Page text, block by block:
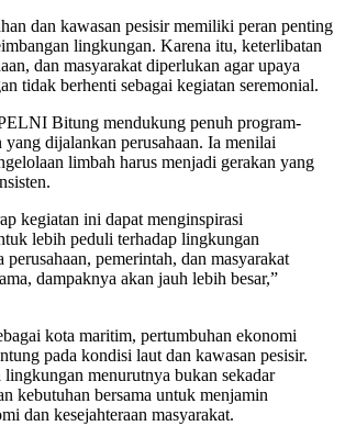
dan kawasan pesisir memiliki peran penting
lingkungan. Karena itu, keterlibatan
dan masyarakat diperlukan agar upaya
tidak berhenti sebagai kegiatan seremonial.
Bitung mendukung penuh program-
dijalankan perusahaan. Ia menilai
limbah harus menjadi gerakan yang
kegiatan ini dapat menginspirasi
lebih peduli terhadap lingkungan
perusahaan, pemerintah, dan masyarakat
dampaknya akan jauh lebih besar,”
kota maritim, pertumbuhan ekonomi
pada kondisi laut dan kawasan pesisir.
menurutnya bukan sekadar
kebutuhan bersama untuk menjamin
dan kesejahteraan masyarakat.